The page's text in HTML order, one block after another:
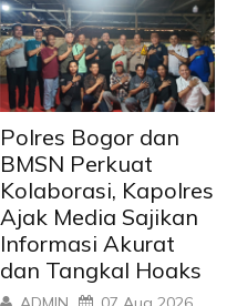
Polres Bogor dan
BMSN Perkuat
Kolaborasi, Kapolres
Ajak Media Sajikan
Informasi Akurat
dan Tangkal Hoaks